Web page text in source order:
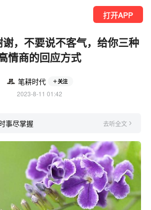
打开APP
，不要说不客气，给你三种
情商的回应方式
笔耕时代 关注
2023-8-11 01:42
事尽掌握 去听全文